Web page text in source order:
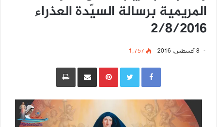
المريمية برسالة السيّدة العذراء
2/8/2016
8 أغسطس، 2016 1٬757
Pinterestمشاركة عبر البريد طباعة